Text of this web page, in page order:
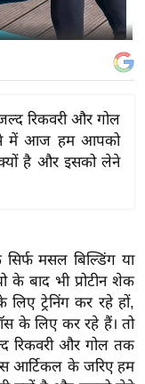
जल्द रिकवरी और गोल
में आज हम आपको
क्यों है और इसको लेने
मसल बिल्डिंग या
के बाद भी प्रोटीन शेक
ट्रेनिंग कर रहे हों,
के लिए कर रहे हैं। तो
रिकवरी और गोल तक
आर्टिकल के जरिए हम